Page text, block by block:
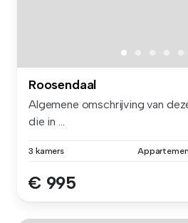
Roosendaal
Algemene omschrijving van
die in ...
3 kamers
€ 995